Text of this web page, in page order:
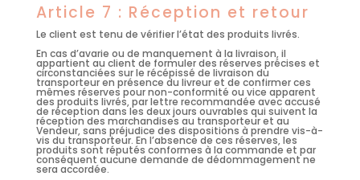
Article 7 : Réception et retour
Le client est tenu de vérifier l’état des produits livrés.
En cas d’avarie ou de manquement à la livraison, il
appartient au client de formuler des réserves précises et
circonstanciées sur le récépissé de livraison du
transporteur en présence du livreur et de confirmer ces
mêmes réserves pour non-conformité ou vice apparent
des produits livrés, par lettre recommandée avec accusé
de réception dans les deux jours ouvrables qui suivent la
réception des marchandises au transporteur et au
Vendeur, sans préjudice des dispositions à prendre vis-à-
vis du transporteur. En l’absence de ces réserves, les
produits sont réputés conformes à la commande et par
conséquent aucune demande de dédommagement ne
sera accordée.